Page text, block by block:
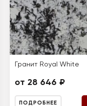
Гранит Royal White
от 28 646 ₽
ПОДРОБНЕЕ